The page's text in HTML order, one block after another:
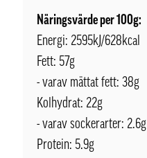
Näringsvärde per 100g:
Energi: 2595kJ/628kcal
Fett: 57g
- varav mättat fett: 38g
Kolhydrat: 22g
- varav sockerarter: 2.6g
Protein: 5.9g